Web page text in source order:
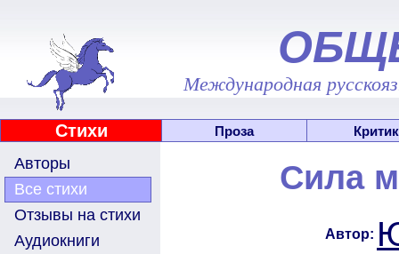
Международная
Стихи Проза
Авторы
Все стихи
Отзывы на стихи
Аудиокниги
Сила
Автор: